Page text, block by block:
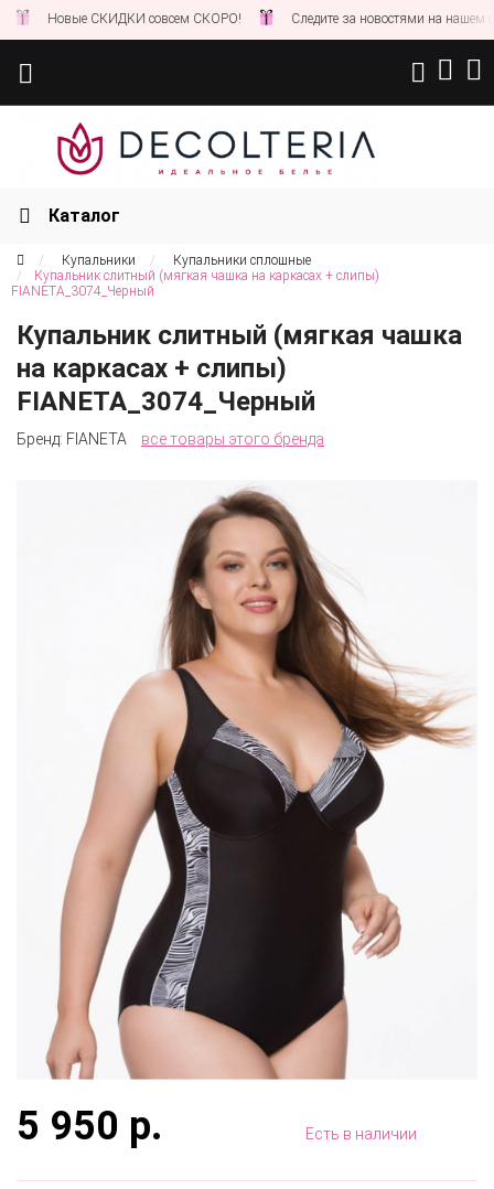
Новые СКИДКИ совсем СКОРО! Следите за новостями на нашем
Каталог
Купальники
Купальники сплошные
Купальник слитный (мягкая чашка на каркасах + слипы)
FIANETA_3074_Черный
Купальник слитный (мягкая чашка
на каркасах + слипы)
FIANETA_3074_Черный
Бренд: FIANETA все товары этого бренда
5 950 р. Есть в наличии